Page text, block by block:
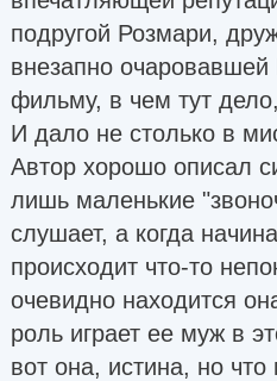
подругой Розмари,
внезапно
фильму, в чем тут
И дало не столько в
Автор хорошо описал
лишь маленькие
слушает, а когда
происходит что-то
очевидно находится
роль играет ее муж в
вот она, истина, но что